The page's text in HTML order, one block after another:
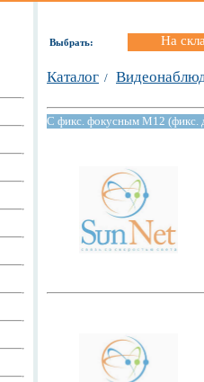
Выбрать: На
Каталог /
С фикс. фокусным M12 (фикс.